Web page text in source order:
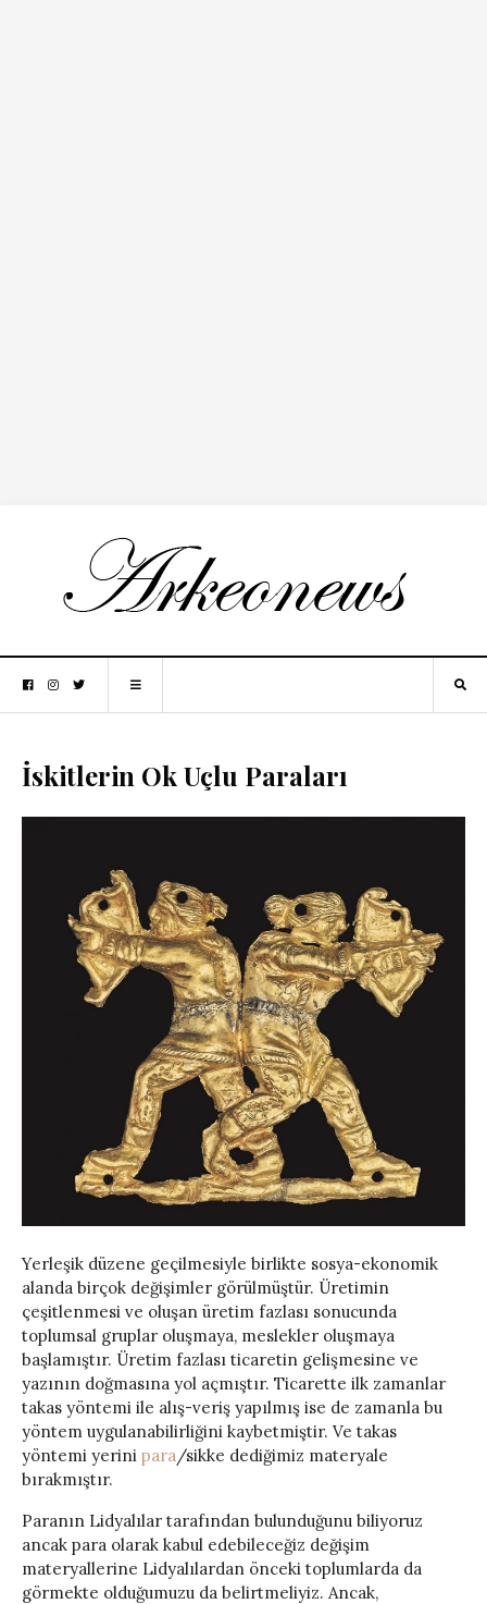
İskitlerin Ok Uçlu Paraları
Yerleşik düzene geçilmesiyle birlikte sosya-ekonomik
alanda birçok değişimler görülmüştür. Üretimin
çeşitlenmesi ve oluşan üretim fazlası sonucunda
toplumsal gruplar oluşmaya, meslekler oluşmaya
başlamıştır. Üretim fazlası ticaretin gelişmesine ve
yazının doğmasına yol açmıştır. Ticarette ilk zamanlar
takas yöntemi ile alış-veriş yapılmış ise de zamanla bu
yöntem uygulanabilirliğini kaybetmiştir. Ve takas
yöntemi yerini para /sikke dediğimiz materyale
bırakmıştır.
Paranın Lidyalılar tarafından bulunduğunu biliyoruz
ancak para olarak kabul edebileceğiz değişim
materyallerine Lidyalılardan önceki toplumlarda da
görmekte olduğumuzu da belirtmeliyiz. Ancak,